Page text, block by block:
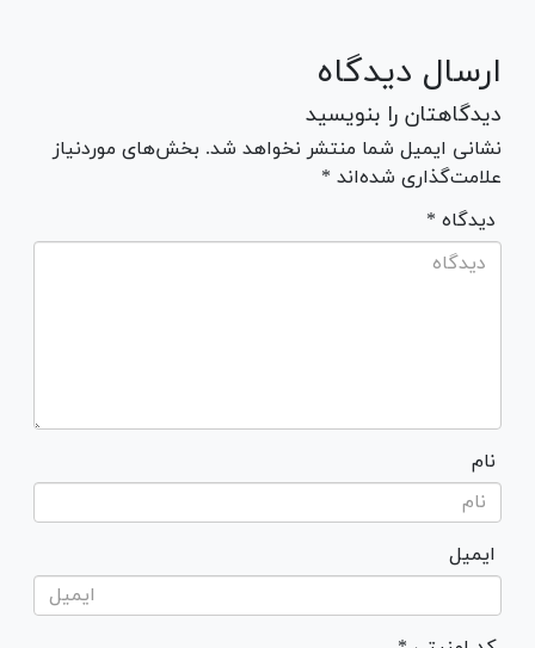
ارسال دیدگاه
دیدگاهتان را بنویسید
نشانی ایمیل شما منتشر نخواهد شد. بخش‌های موردنیاز
علامت‌گذاری شده‌اند *
* دیدگاه
نام
ایمیل